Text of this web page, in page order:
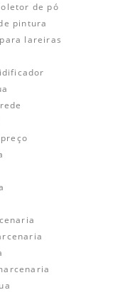
de pó
pintura
lareiras